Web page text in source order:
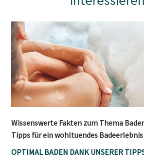
Wissenswerte Fakten zum Thema
Tipps für ein wohltuendes Badeerlebnis
OPTIMAL BADEN DANK UNSERER